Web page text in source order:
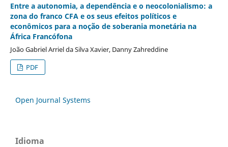
Entre a autonomia, a dependência e o neocolonialismo: a
zona do franco CFA e os seus efeitos políticos e
econômicos para a noção de soberania monetária na
África Francófona
João Gabriel Arriel da Silva Xavier, Danny Zahreddine
PDF
Open Journal Systems
Idioma